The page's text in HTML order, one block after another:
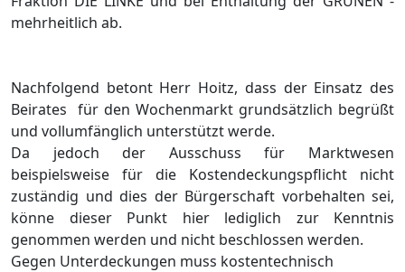
mehrheitlich ab.
Nachfolgend betont Herr Hoitz, dass der Einsatz des
Beirates für den Wochenmarkt grundsätzlich begrüßt
und vollumfänglich unterstütztwerde.
Da jedoch der Ausschuss für Marktwesen
beispielsweise für die Kostendeckungspflicht nicht
zuständig und dies der Bürgerschaft vorbehalten sei,
könne dieser Punkt hier lediglich zur Kenntnis
genommen werden und nicht beschlossen werden.
Gegen Unterdeckungen muss kostentechnisch